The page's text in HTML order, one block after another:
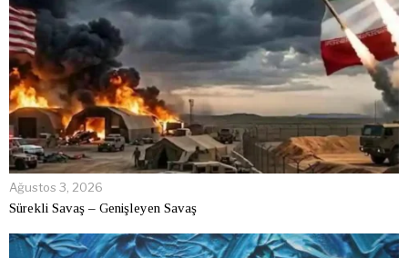
Ağustos 3, 2026
Sürekli Savaş – Genişleyen Savaş